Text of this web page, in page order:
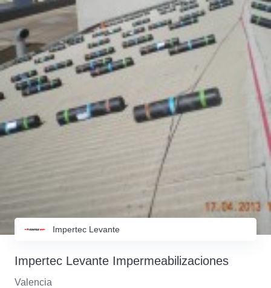
Impertec Levante
Impertec Levante Impermeabilizaciones
Valencia